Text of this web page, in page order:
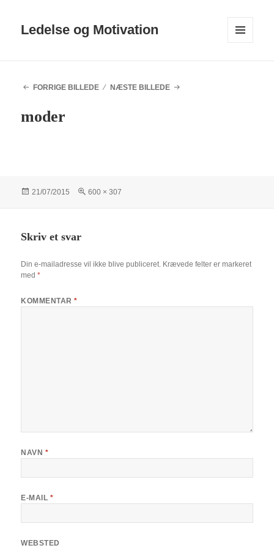
Ledelse og Motivation
FORRIGE BILLEDE NÆSTE BILLEDE
moder
Udgivet
21/07/2015
Fuld
600 × 307
Skriv et svar
Din e-mailadresse vil ikke blive publiceret. Krævede felter er markeret
med*
KOMMENTAR*
NAVN *
E-MAIL *
WEBSTED